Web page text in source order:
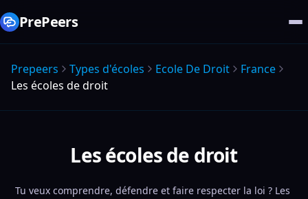
PrePeers
Prepeers Types d'écoles Ecole De Droit
France
Les écoles de droit
Les écoles de droit
Tu veux comprendre, défendre et faire respecter la loi ? Les